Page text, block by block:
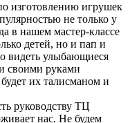
изготовлению игрушек
не только у
в нашем мастер-классе
детей, но и пап и
видеть улыбающиеся
своими руками
их талисманом и
руководству ТЦ
нас. Не будем